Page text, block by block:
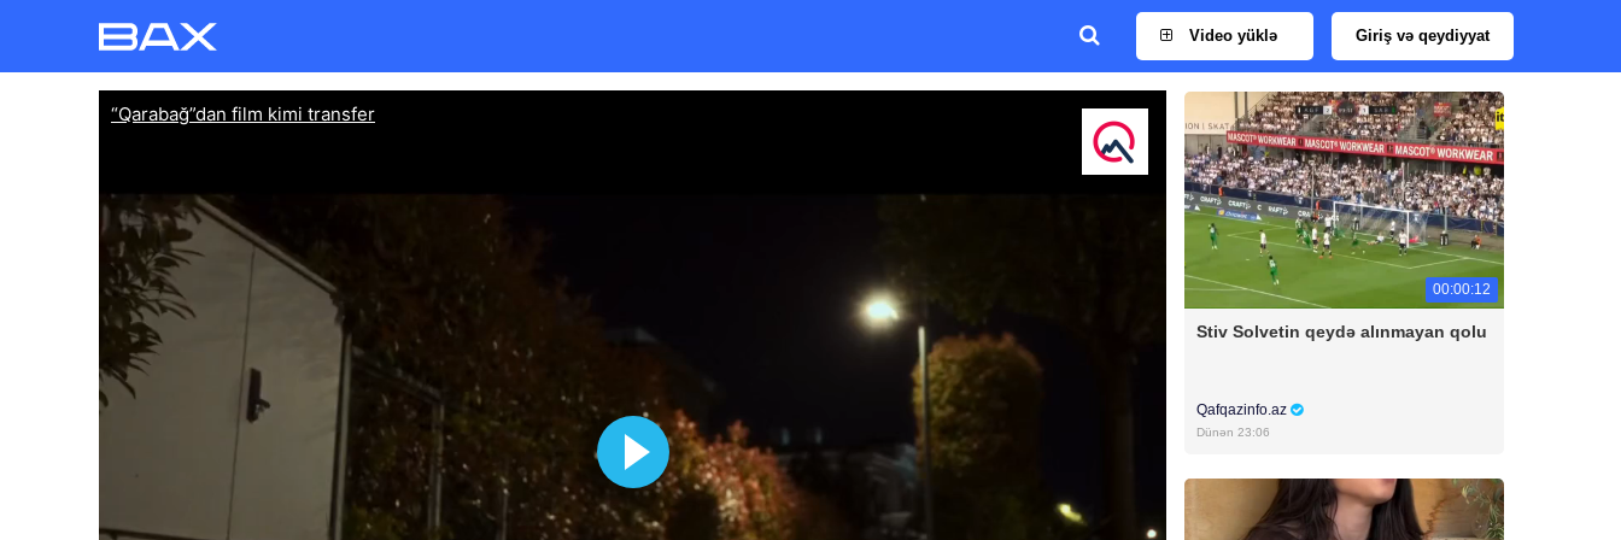
Video yüklə Giriş və qeydiyyat
00:00:12
Stiv Solvetin qeydə alınmayan qolu
Qafqazinfo.az
Dünən 23:06